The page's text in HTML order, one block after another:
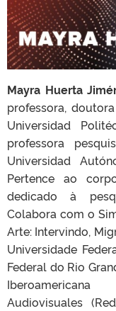
Mayra Huerta
professora,
Universidad
professora
Universidad
Pertence ao
dedicado à
Colabora com o
Arte: Intervindo,
Universidade
Federal do Rio
Audiovisuales